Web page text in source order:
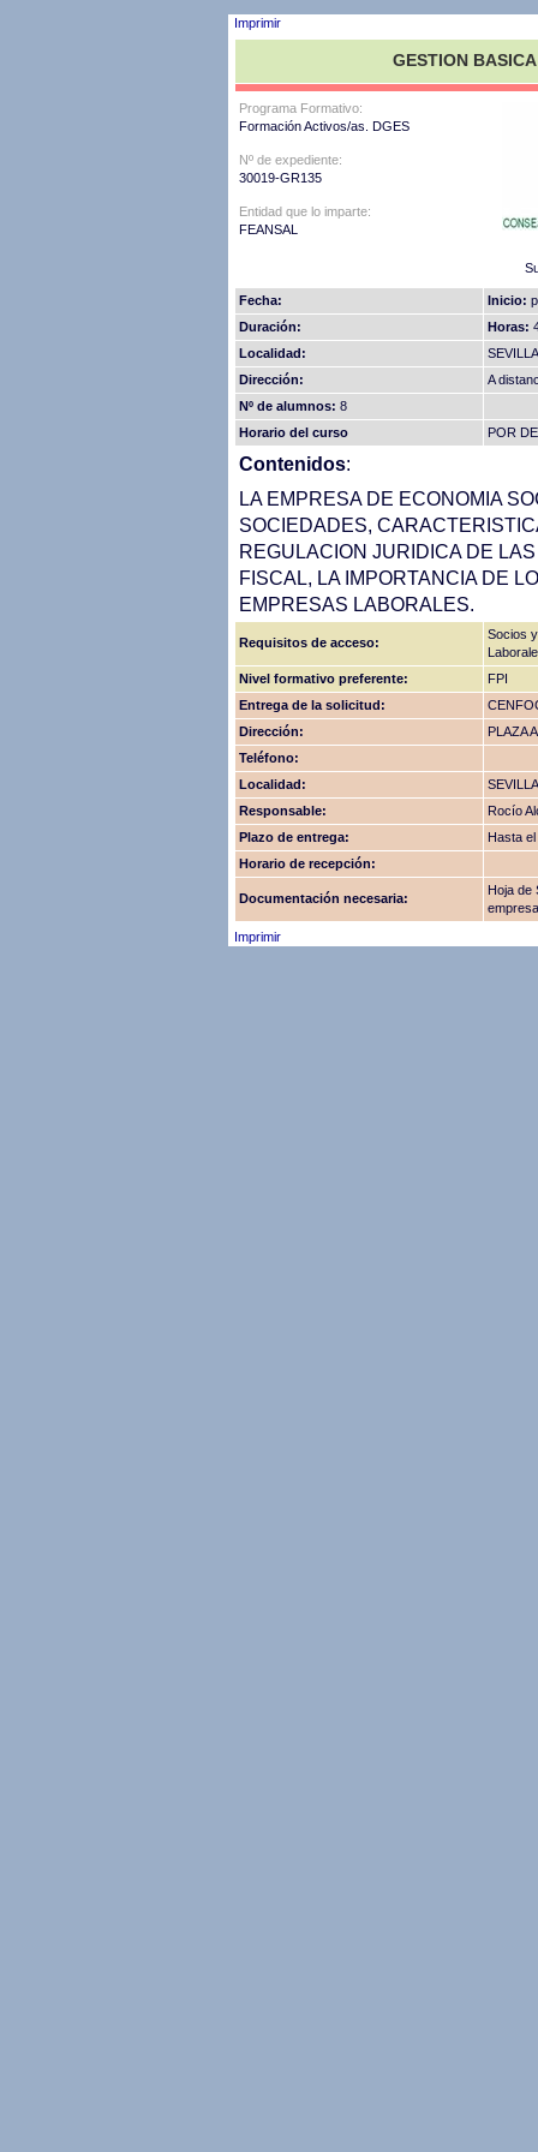
Imprimir
GESTION
Programa Formativo:
Formación Activos/as. DGES
Nº de expediente:
30019-GR135
Entidad que lo imparte:
FEANSAL
Fecha: Inicio:
Duración:
Horas:
Localidad:
SEVILLA
Dirección:
A
Nº de alumnos: 8
Horario del curso
POR
Contenidos:
LA EMPRESA DE ECONOMIA
SOCIEDADES,
REGULACION JURIDICA DE
FISCAL, LA IMPORTANCIA DE
EMPRESAS LABORALES.
Requisitos de acceso:
Socios
Nivel formativo preferente:
FPI
Entrega de la solicitud:
Dirección:
PLAZA
Teléfono:
Localidad:
SEVILLA
Responsable:
Rocío
Plazo de entrega:
Hasta
Horario de recepción:
Documentación necesaria:
Hoja de
Imprimir